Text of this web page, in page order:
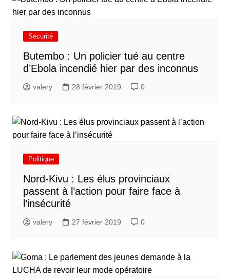
Sécurité
Butembo : Un policier tué au centre
d’Ebola incendié hier par des inconnus
valery 28 février 2019 0
Politique
Nord-Kivu : Les élus provinciaux
passent à l’action pour faire face à
l’insécurité
valery 27 février 2019 0